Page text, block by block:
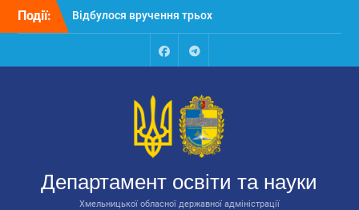
Перейти
Події:
Відбулося вручення трьох
автобусів для потреб
Відбулося засідання
освіти та науки обласної
державної адміністрації
Відбулась обласна
національно-патріотичне
виховання
FacebookTalegram
Департамент освіти та науки
Хмельницької обласної державної адміністрації